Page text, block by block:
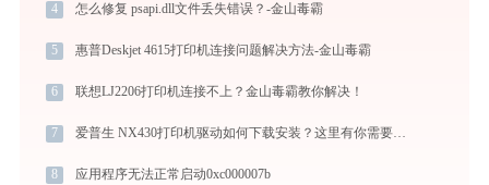
4 怎么修复 psapi.dll文件丢失错误？-金山毒霸
5 惠普Deskjet 4615打印机连接问题解决方法-金山毒霸
6 联想LJ2206打印机连接不上？金山毒霸教你解决！
7 爱普生 NX430打印机驱动如何下载安装？这里有你需要的所有信息
8 应用程序无法正常启动0xc000007b